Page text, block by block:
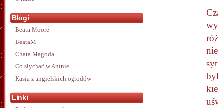
Blogi
Beata Moore
BeataM
Chata Magoda
Co słychać w Aninie
Kasia z angielskich ogrodów
Linki